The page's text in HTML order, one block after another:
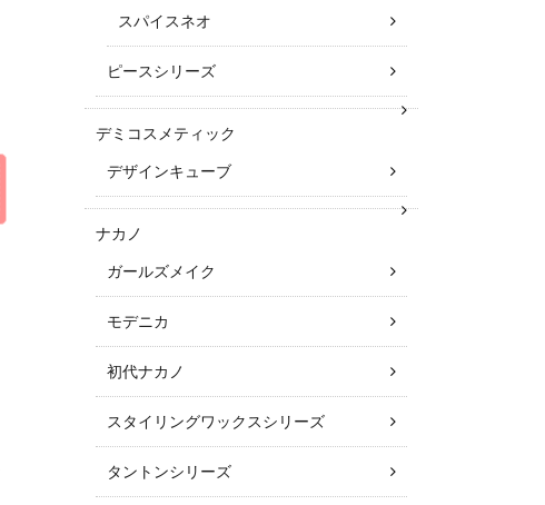
スパイスネオ
ピースシリーズ
デミコスメティック
デザインキューブ
ナカノ
ガールズメイク
モデニカ
初代ナカノ
スタイリングワックスシリーズ
タントンシリーズ